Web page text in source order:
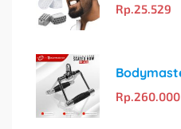
Rp.25.529
Rp.260.000